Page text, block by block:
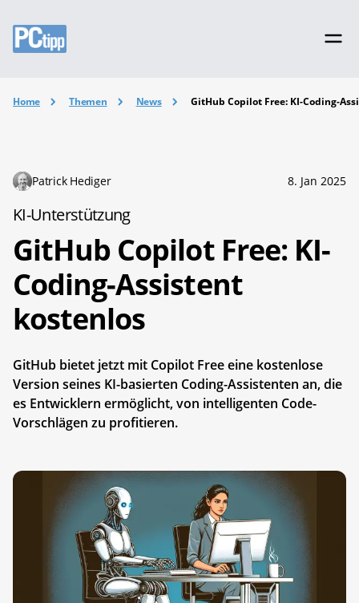
Home Themen News GitHub Copilot Free: KI-Coding-
Patrick Hediger 8. Jan 2025
KI-Unterstützung
GitHub Copilot Free: KI-
Coding-Assistent
kostenlos
GitHub bietet jetzt mit Copilot Free eine kostenlose
Version seines KI-basierten Coding-Assistenten an, die
es Entwicklern ermöglicht, von intelligenten Code-
Vorschlägen zu profitieren.